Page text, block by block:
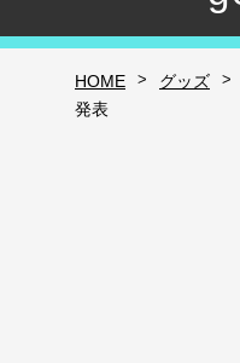
HOME > グッズ >
発表